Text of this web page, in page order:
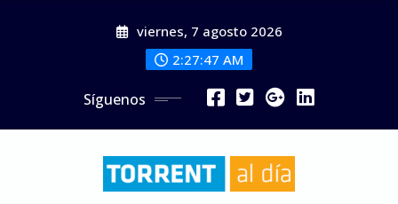
viernes, 7 agosto 2026
2:27:48 AM
Síguenos